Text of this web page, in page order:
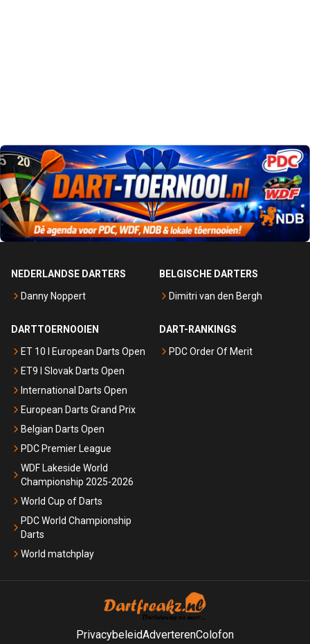
NEDERLANDSE DARTERS
Danny Noppert
BELGISCHE DARTERS
Dimitri van den Bergh
DARTTOERNOOIEN
ET 10 I European Darts Open
ET9 I Slovak Darts Open
International Darts Open
European Darts Grand Prix
Belgian Darts Open
PDC Premier League
WDF Lakeside World
Championship 2025-2026
World Cup of Darts
PDC World Championship
Darts
World matchplay
DART-RANKINGS
PDC Order Of Merit
PrivacybeleidAdverterenColofon